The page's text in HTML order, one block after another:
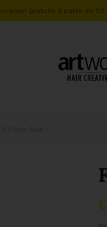
Livraison gratuite à partir de 50
€